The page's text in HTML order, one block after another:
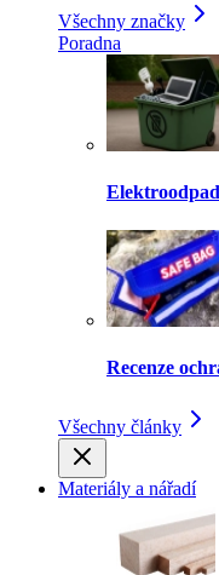
Všechny značky
Poradna
Recenze
Všechny články
Materiály a nářadí